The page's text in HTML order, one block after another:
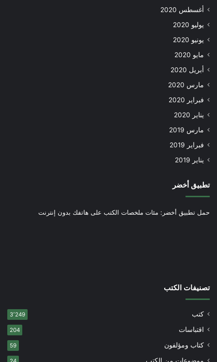
أغسطس 2020
يوليو 2020
يونيو 2020
مايو 2020
أبريل 2020
مارس 2020
فبراير 2020
يناير 2020
مارس 2019
فبراير 2019
يناير 2019
تطبيق أخضر
حمل تطبيق أخضر: مئات ملخصات الكتب على هاتفك بدون إنترنت
تصنيفات الكتب
كتب 3٬249
اقتباسات 204
كتاب ومؤلفون 59